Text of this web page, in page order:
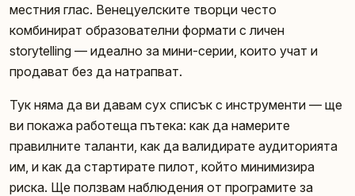
местния глас. Венецуелските творци често
комбинират образователни формати с личен
storytelling — идеално за мини-серии, които учат и
продават без да натрапват.
Тук няма да ви давам сух списък с инструменти — ще
ви покажа работеща пътека: как да намерите
правилните таланти, как да валидирате аудиторията
им, и как да стартирате пилот, който минимизира
риска. Ще ползвам наблюдения от програмите за